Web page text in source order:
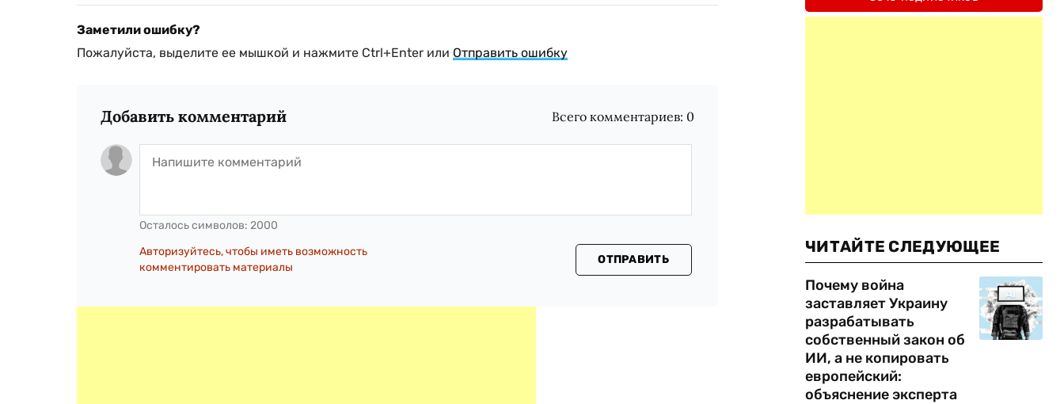
Заметили ошибку?
Пожалуйста, выделите ее мышкой и нажмите Ctrl+Enter или Отправить ошибку
Добавить комментарий Всего комментариев: 0
Осталось символов: 2000
Авторизуйтесь, чтобы иметь возможность
комментировать материалы
ОТПРАВИТЬ
ЧИТАЙТЕ СЛЕДУЮЩЕЕ
Почему война
заставляет Украину
разрабатывать
собственный закон об
ИИ, а не копировать
европейский:
объяснение эксперта